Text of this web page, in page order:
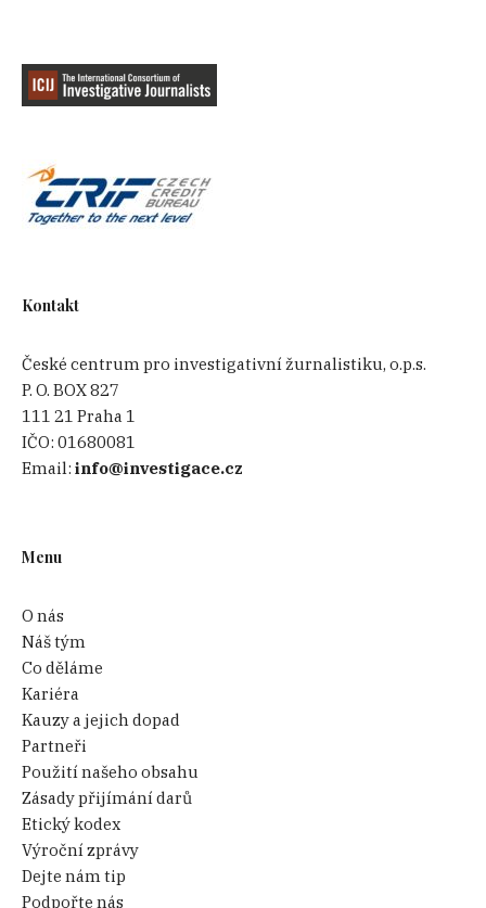
Kontakt
České centrum pro investigativní žurnalistiku, o.p.s.
P. O. BOX 827
111 21 Praha 1
IČO:01680081
Email:info@investigace.cz
Menu
O nás
Náš tým
Co děláme
Kariéra
Kauzy a jejich dopad
Partneři
Použití našeho obsahu
Zásady přijímání darů
Etický kodex
Výroční zprávy
Dejte nám tip
Podpořte nás